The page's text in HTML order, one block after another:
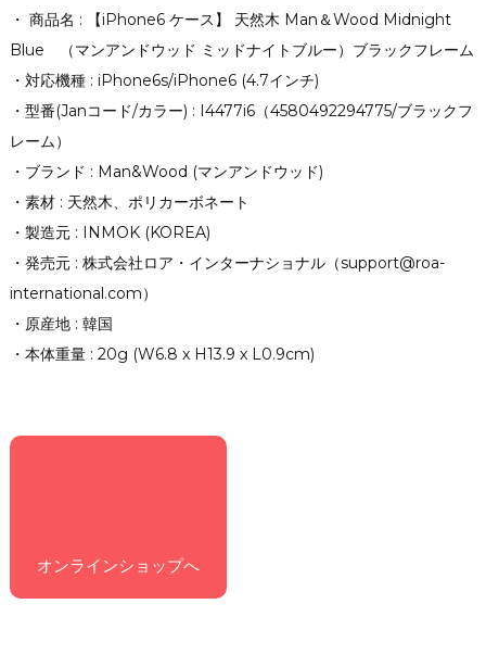
・ 商品名 : 【iPhone6 ケース】 天然木 Man＆Wood Midnight
Blue （マンアンドウッド ミッドナイトブルー）ブラックフレーム
・対応機種 : iPhone6s/iPhone6 (4.7インチ)
・型番(Janコード/カラー) : I4477i6（4580492294775/ブラックフ
レーム）
・ブランド : Man&Wood (マンアンドウッド)
・素材 : 天然木、ポリカーボネート
・製造元 : INMOK (KOREA)
・発売元 : 株式会社ロア・インターナショナル（support@roa-
international.com）
・原産地 : 韓国
・本体重量 : 20g (W6.8 x H13.9 x L0.9cm)
オンラインショップへ